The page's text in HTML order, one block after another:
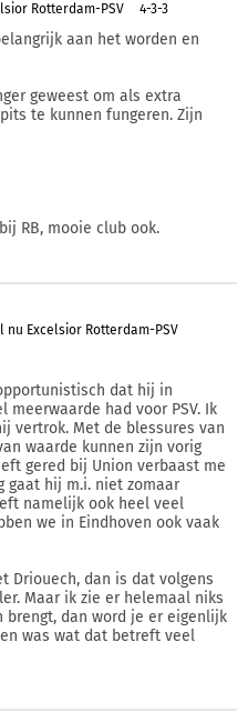
Rotterdam-PSV 4-3-3
aan het worden en
geweest om als extra
te kunnen fungeren. Zijn
RB, mooie club ook.
nu Excelsior Rotterdam-PSV
dat hij in
had voor PSV. Ik
vertrok. Met de blessures van
waarde kunnen zijn vorig
gered bij Union verbaast me
gaat hij m.i. niet zomaar
namelijk ook heel veel
we in Eindhoven ook vaak
Driouech, dan is dat volgens
Maar ik zie er helemaal niks
brengt, dan word je er eigenlijk
was wat dat betreft veel